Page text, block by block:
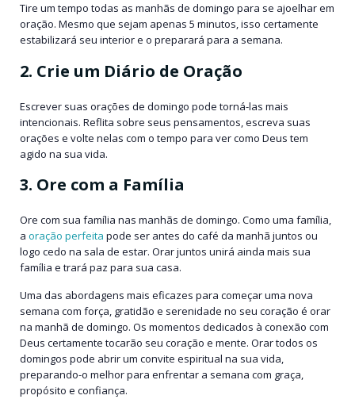
Tire um tempo todas as manhãs de domingo para se ajoelhar em
oração. Mesmo que sejam apenas 5 minutos, isso certamente
estabilizará seu interior e o preparará para a semana.
2. Crie um Diário de Oração
Escrever suas orações de domingo pode torná-las mais
intencionais. Reflita sobre seus pensamentos, escreva suas
orações e volte nelas com o tempo para ver como Deus tem
agido na sua vida.
3. Ore com a Família
Ore com sua família nas manhãs de domingo. Como uma família,
a oração perfeita pode ser antes do café da manhã juntos ou
logo cedo na sala de estar. Orar juntos unirá ainda mais sua
família e trará paz para sua casa.
Uma das abordagens mais eficazes para começar uma nova
semana com força, gratidão e serenidade no seu coração é orar
na manhã de domingo. Os momentos dedicados à conexão com
Deus certamente tocarão seu coração e mente. Orar todos os
domingos pode abrir um convite espiritual na sua vida,
preparando-o melhor para enfrentar a semana com graça,
propósito e confiança.